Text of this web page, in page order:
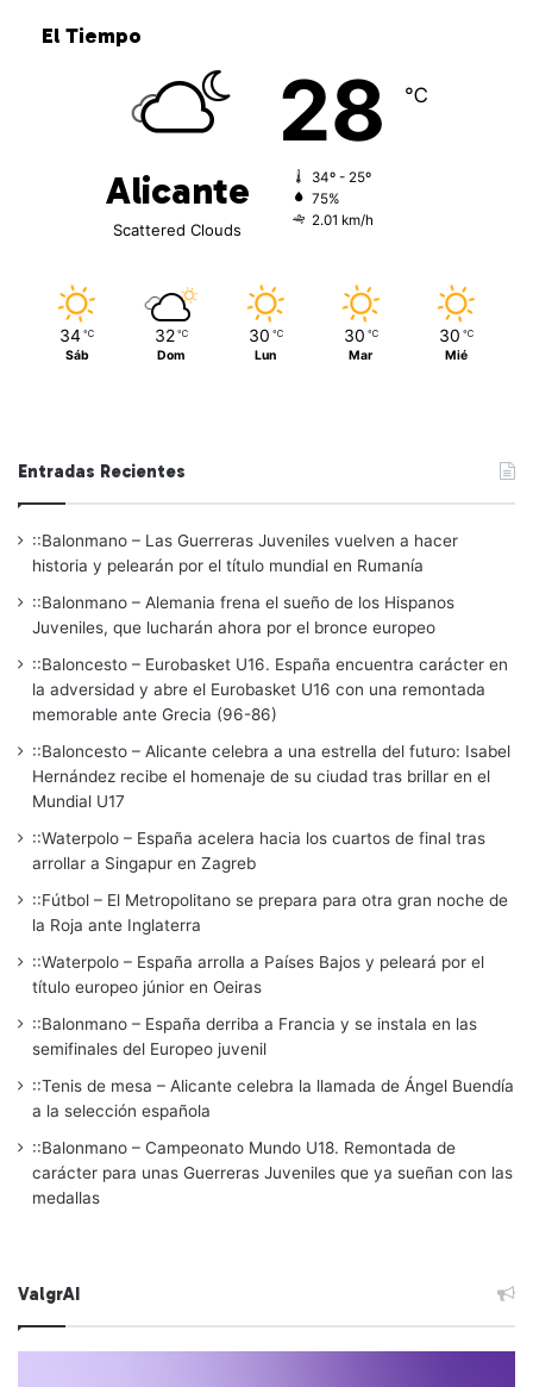
El Tiempo
Alicante
Scattered Clouds
28 ℃
34º - 25º
75%
2.01 km/h
34 ℃
Sáb
32 ℃
Dom
30 ℃
Lun
30 ℃
Mar
30 ℃
Mié
Entradas Recientes
::Balonmano – Las Guerreras Juveniles vuelven a hacer
historia y pelearán por el título mundial en Rumanía
::Balonmano – Alemania frena el sueño de los Hispanos
Juveniles, que lucharán ahora por el bronce europeo
::Baloncesto – Eurobasket U16. España encuentra carácter en
la adversidad y abre el Eurobasket U16 con una remontada
memorable ante Grecia (96-86)
::Baloncesto – Alicante celebra a una estrella del futuro: Isabel
Hernández recibe el homenaje de su ciudad tras brillar en el
Mundial U17
::Waterpolo – España acelera hacia los cuartos de final tras
arrollar a Singapur en Zagreb
::Fútbol – El Metropolitano se prepara para otra gran noche de
la Roja ante Inglaterra
::Waterpolo – España arrolla a Países Bajos y peleará por el
título europeo júnior en Oeiras
::Balonmano – España derriba a Francia y se instala en las
semifinales del Europeo juvenil
::Tenis de mesa – Alicante celebra la llamada de Ángel Buendía
a la selección española
::Balonmano – Campeonato Mundo U18. Remontada de
carácter para unas Guerreras Juveniles que ya sueñan con las
medallas
ValgrAI